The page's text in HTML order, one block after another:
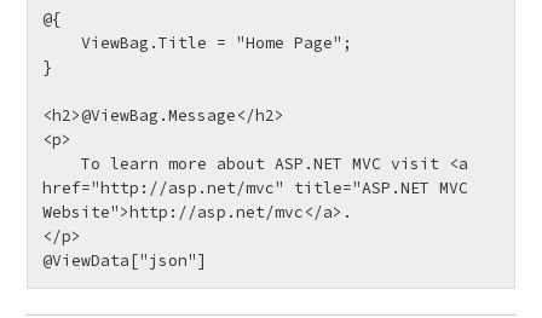
@{
    ViewBag.Title = "Home Page";
}
<h2>@ViewBag.Message</h2>
<p>
    To learn more about ASP.NET MVC visit <a
href="http://asp.net/mvc" title="ASP.NET MVC
Website">http://asp.net/mvc</a>.
</p>
@ViewData["json"]